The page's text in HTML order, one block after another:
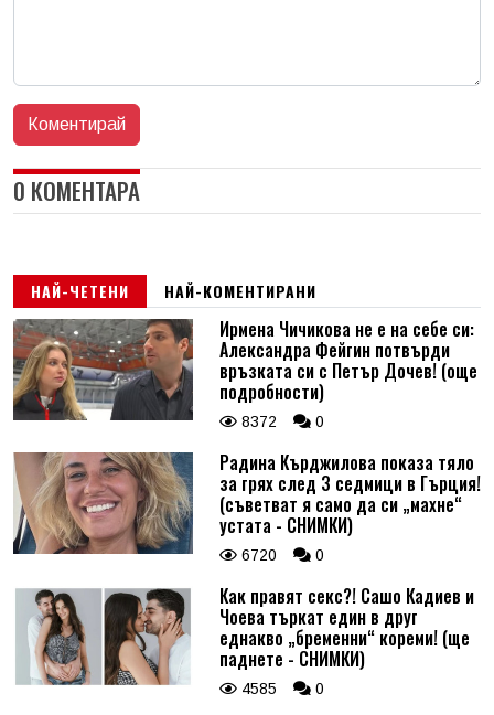
0 КОМЕНТАРА
НАЙ-ЧЕТЕНИ НАЙ-КОМЕНТИРАНИ
Ирмена Чичикова не е на себе си:
Александра Фейгин потвърди
връзката си с Петър Дочев! (още
подробности)
8372 0
Радина Кърджилова показа тяло
за грях след 3 седмици в Гърция!
(съветват я само да си „махне“
устата - СНИМКИ)
6720 0
Как правят секс?! Сашо Кадиев и
Чоева търкат един в друг
еднакво „бременни“ кореми! (ще
паднете - СНИМКИ)
4585 0